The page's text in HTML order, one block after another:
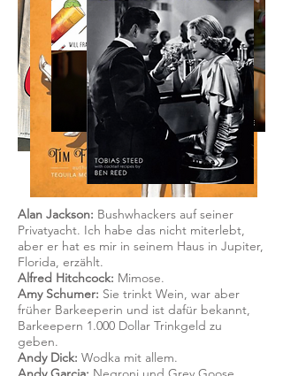
Alan Jackson: Bushwhackers auf seiner
Privatyacht. Ich habe das nicht miterlebt,
aber er hat es mir in seinem Haus in Jupiter,
Florida, erzählt.
Alfred Hitchcock: Mimose.
Amy Schumer: Sie trinkt Wein, war aber
früher Barkeeperin und ist dafür bekannt,
Barkeepern 1.000 Dollar Trinkgeld zu
geben.
Andy Dick: Wodka mit allem.